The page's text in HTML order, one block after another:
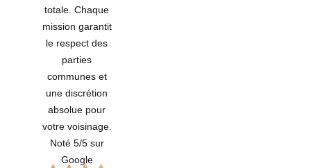
totale. Chaque
mission garantit
le respect des
parties
communes et
une discrétion
absolue pour
votre voisinage.
Noté 5/5 sur
Google